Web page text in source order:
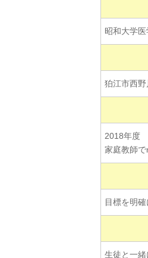
昭和大学
狛江市西
2018年度
家庭教師で
目標を明
生徒と一緒